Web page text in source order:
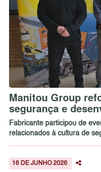
Manitou Group
segurança e
Fabricante participou de
relacionados à cultura de
16 DE JUNHO 2026